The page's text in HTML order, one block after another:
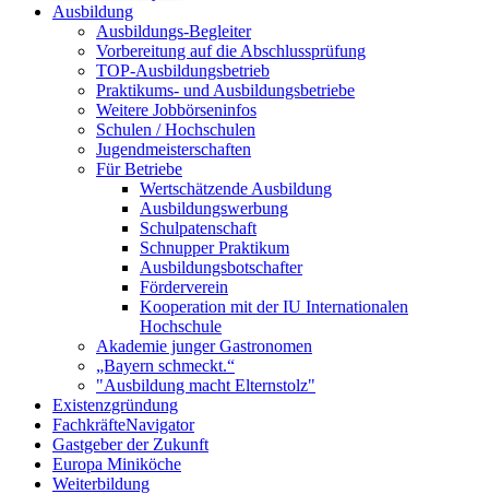
Ausbildung
Ausbildungs-Begleiter
Vorbereitung auf die Abschlussprüfung
TOP-Ausbildungsbetrieb
Praktikums- und Ausbildungsbetriebe
Weitere Jobbörseninfos
Schulen / Hochschulen
Jugendmeisterschaften
Für Betriebe
Wertschätzende Ausbildung
Ausbildungswerbung
Schulpatenschaft
Schnupper Praktikum
Ausbildungsbotschafter
Förderverein
Kooperation mit der IU Internationalen
Hochschule
Akademie junger Gastronomen
„Bayern schmeckt.“
"Ausbildung macht Elternstolz"
Existenzgründung
FachkräfteNavigator
Gastgeber der Zukunft
Europa Miniköche
Weiterbildung